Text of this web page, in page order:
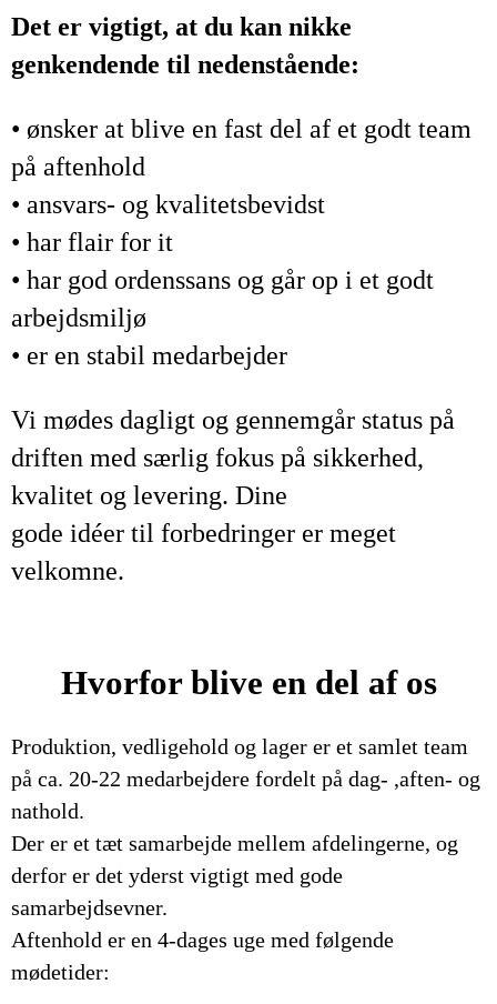
Det er vigtigt, at du kan nikke
genkendende til nedenstående:
• ønsker at blive en fast del af et godt team
på aftenhold
• ansvars- og kvalitetsbevidst
• har flair for it
• har god ordenssans og går op i et godt
arbejdsmiljø
• er en stabil medarbejder
Vi mødes dagligt og gennemgår status på
driften med særlig fokus på sikkerhed,
kvalitet og levering. Dine
gode idéer til forbedringer er meget
velkomne.
Hvorfor blive en del af os
Produktion, vedligehold og lager er et samlet team
på ca. 20-22 medarbejdere fordelt på dag- ,aften- og
nathold.
Der er et tæt samarbejde mellem afdelingerne, og
derfor er det yderst vigtigt med gode
samarbejdsevner.
Aftenhold er en 4-dages uge med følgende
mødetider: